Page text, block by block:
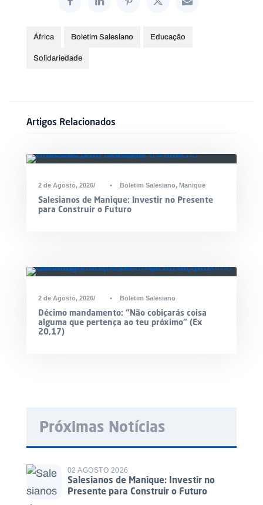
África Boletim Salesiano
Educação
Solidariedade
Artigos Relacionados
2 de Agosto, 2026 • Boletim Salesiano, Manique
Salesianos de Manique: Investir no Presente
para Construir o Futuro
2 de Agosto, 2026 • Boletim Salesiano
Décimo mandamento: “Não cobiçarás coisa
alguma que pertença ao teu próximo” (Ex
20,17)
Próximas Notícias
02 AGOSTO 2026
Salesianos de Manique: Investir no
Presente para Construir o Futuro